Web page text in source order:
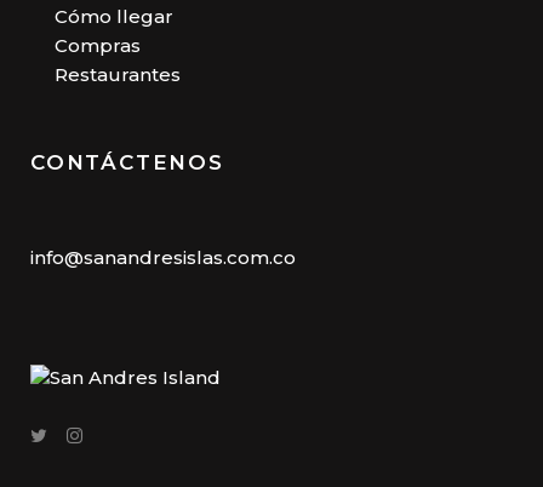
Cómo llegar
Compras
Restaurantes
CONTÁCTENOS
info@sanandresislas.com.co